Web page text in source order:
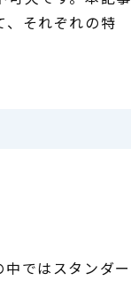
、それぞれの特
ではスタンダー